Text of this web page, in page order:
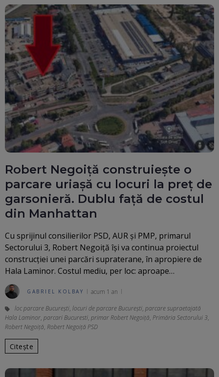
Robert Negoiță construiește o
parcare uriașă cu locuri la preț de
garsonieră. Dublu față de costul
din Manhattan
Cu sprijinul consilierilor PSD, AUR și PMP, primarul
Sectorului 3, Robert Negoiță își va continua proiectul
construcției unei parcări supraterane, în apropiere de
Hala Laminor. Costul mediu, per loc: aproape…
GABRIEL KOLBAY acum 1 an
loc parcare București, locuri de parcare București, parcare supraetajată
Hala Laminor, parcari Bucuresti, primar Robert Negoiță, Primăria Sectorului 3,
Robert Negoiță, Robert Negoiță PSD
Citește